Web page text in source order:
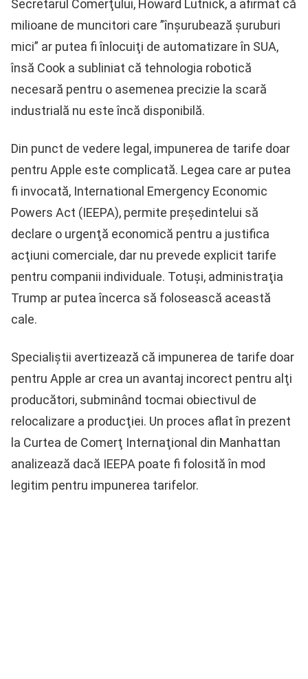
Secretarul Comerţului, Howard Lutnick, a afirmat că
milioane de muncitori care ”înşurubează şuruburi
mici” ar putea fi înlocuiţi de automatizare în SUA,
însă Cook a subliniat că tehnologia robotică
necesară pentru o asemenea precizie la scară
industrială nu este încă disponibilă.
Din punct de vedere legal, impunerea de tarife doar
pentru Apple este complicată. Legea care ar putea
fi invocată, International Emergency Economic
Powers Act (IEEPA), permite preşedintelui să
declare o urgenţă economică pentru a justifica
acţiuni comerciale, dar nu prevede explicit tarife
pentru companii individuale. Totuşi, administraţia
Trump ar putea încerca să folosească această
cale.
Specialiştii avertizează că impunerea de tarife doar
pentru Apple ar crea un avantaj incorect pentru alţi
producători, subminând tocmai obiectivul de
relocalizare a producţiei. Un proces aflat în prezent
la Curtea de Comerţ Internaţional din Manhattan
analizează dacă IEEPA poate fi folosită în mod
legitim pentru impunerea tarifelor.